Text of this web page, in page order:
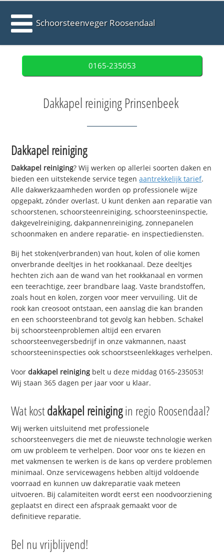
Schoorsteenveger Roosendaal
0165-235053
Dakkapel reiniging Prinsenbeek
Dakkapel reiniging
Dakkapel reiniging? Wij werken op allerlei soorten daken en
bieden een uitstekende service tegenaantrekkelijk tarief.
Alle dakwerkzaamheden worden op professionele wijze
opgepakt, zónder overlast. U kunt denken aan reparatie van
schoorstenen, schoorsteenreiniging, schoorsteeninspectie,
dakgevelreiniging, dakpannenreiniging, zonnepanelen
schoonmaken en andere reparatie- en inspectiediensten.
Bij het stoken(verbranden) van hout, kolen of olie komen
onverbrande deeltjes in het rookkanaal. Deze deeltjes
hechten zich aan de wand van het rookkanaal en vormen
een teerachtige, zeer brandbare laag. Vaste brandstoffen,
zoals hout en kolen, zorgen voor meer vervuiling. Uit de
rook kan creosoot ontstaan, een aanslag die kan branden
en een schoorsteenbrand tot gevolg kan hebben. Schakel
bij schoorsteenproblemen altijd een ervaren
schoorsteenvegersbedrijf in onze vakmannen, naast
schoorsteeninspecties ook schoorstseenlekkages verhelpen.
Voordakkapel reiniging belt u deze middag 0165-235053!
Wij staan 365 dagen per jaar voor u klaar.
Wat kostdakkapel reinigingin regio Roosendaal?
Wij werken uitsluitend met professionele
schoorsteenvegers die met de nieuwste technologie werken
om uw probleem te verhelpen. Door voor ons te kiezen en
met vakmensen te werken is de kans op verdere problemen
minimaal. Onze servicewagens hebben altijd voldoende
voorraad en kunnen uw dakreparatie vaak meteen
uitvoeren. Bij calamiteiten wordt eerst een noodvoorziening
geplaatst en direct een afspraak gemaakt voor de
definitieve reparatie.
Bel nu vrijblijvend!